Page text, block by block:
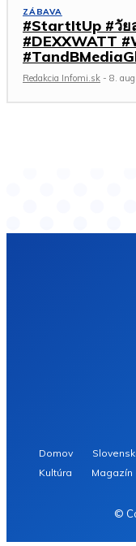
ZÁBAVA
#StartItUp #วัย
#DEXXWATT
Redakcia Infomi.sk - 8.
Domov
Kultúra
Magazín
©